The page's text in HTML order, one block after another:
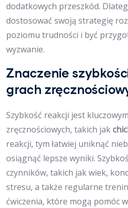
dodatkowych przeszkód.
dostosować swoją strategię
poziomu trudności i być
wyzwanie.
Znaczenie
grach
Szybkość reakcji jest
zręcznościowych, takich jak
reakcji, tym łatwiej uniknąć
osiągnąć lepsze wyniki.
czynników, takich jak wiek,
stresu, a także regularne
ćwiczenia, które mogą pomóc